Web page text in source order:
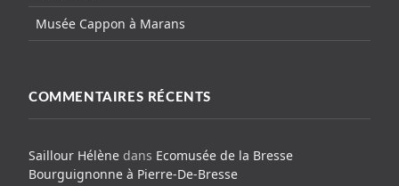
Musée Cappon à Marans
COMMENTAIRES RÉCENTS
Saillour Hélène dans Ecomusée de la Bresse
Bourguignonne à Pierre-De-Bresse